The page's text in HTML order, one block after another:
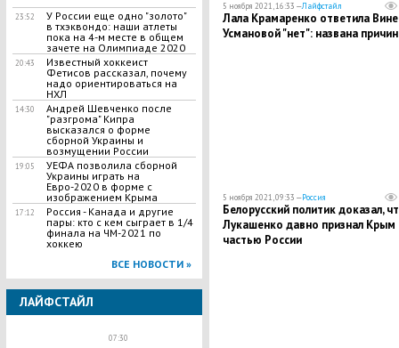
23:52
У России еще одно "золото"
в тхэквондо: наши атлеты
пока на 4-м месте в общем
зачете на Олимпиаде 2020
20:43
Известный хоккеист
Фетисов рассказал, почему
надо ориентироваться на
НХЛ
14:30
Андрей Шевченко после
"разгрома" Кипра
высказался о форме
сборной Украины и
возмущении России
19:05
УЕФА позволила сборной
Украины играть на
Евро-2020 в форме с
изображением Крыма
17:12
Россия - Канада и другие
пары: кто с кем сыграет в 1/4
финала на ЧМ-2021 по
хоккею
ВСЕ НОВОСТИ »
ЛАЙФСТАЙЛ
07:30
5 ноября 2021, 16:33 —Лайфстайл
Лала Крамаренко ответила
Усмановой "нет": названа
5 ноября 2021, 09:33 —Россия
Белорусский политик доказал,
Лукашенко давно признал Крым
частью России